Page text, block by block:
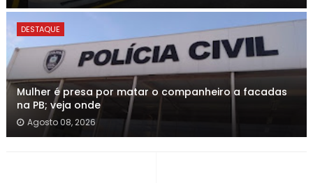
DESTAQUE
Mulher é presa por matar o companheiro a facadas
na PB; veja onde
Agosto 08, 2026